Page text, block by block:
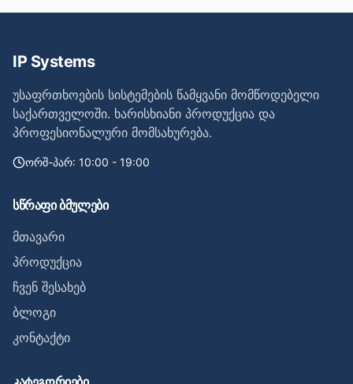
IP Systems
უსაფრთხოების სისტემების წამყვანი მომწოდებელი
საქართველოში. ხარისხიანი პროდუქცია და
პროფესიონალური მომსახურება.
ორშ-პარ: 10:00 - 19:00
სწრაფი ბმულები
მთავარი
პროდუქცია
ჩვენ შესახებ
ბლოგი
კონტაქტი